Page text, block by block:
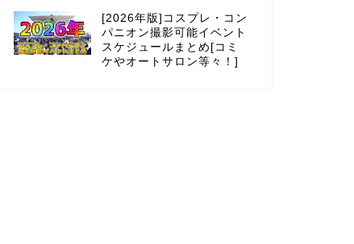
[2026年版]コスプレ・コン
パニオン撮影可能イベント
スケジュールまとめ[コミ
ケやオートサロン等々！]